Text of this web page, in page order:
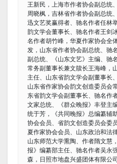
王新民，上海市作者协会副总统
周晓枫，吉林省作者协会副总统
迅文艺奖赢得者、驰名作者任林
韵文学会董事长、驰名作者王剑
名作者胡竹峰，华夏作家协会全
发，山东省作者协会副总统、驰
副总统、《山东文艺》主编、驰
常务副董事长兼文牍长王海峰，
主任、山东省韵文学会副董事长
山东省作家协会韵文创造委员会
东省韵文学会副董事长、驰名作
文家总统、《群众晚报》丰登主
统于芳，《共同晚报》总编纂辅
协会会员、省韵文创造委员会委
夏作家协会会员、山东政治和法
山东师范大学熏陶、作者隋文慧
报》编纂部主任、驰名作者吴永
森，日照市地盘兴盛团体有限公